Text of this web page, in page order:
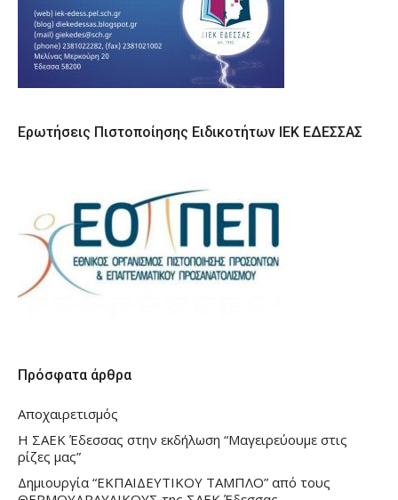
Ερωτήσεις Πιστοποίησης Ειδικοτήτων ΙΕΚ ΕΔΕΣΣΑΣ
Πρόσφατα άρθρα
Αποχαιρετισμός
Η ΣΑΕΚ Έδεσσας στην εκδήλωση “Μαγειρεύουμε στις
ρίζες μας”
Δημιουργία “ΕΚΠΑΙΔΕΥΤΙΚΟΥ ΤΑΜΠΛΟ” από τους